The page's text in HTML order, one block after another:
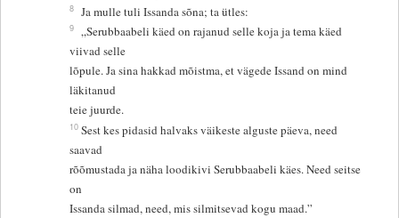
8 Ja mulle tuli Issanda sõna; ta ütles:
9 „Serubbaabeli käed on rajanud selle koja ja tema käed
viivad selle
lõpule. Ja sina hakkad mõistma, et vägede Issand on mind
läkitanud
teie juurde.
10 Sest kes pidasid halvaks väikeste alguste päeva, need
saavad
rõõmustada ja näha loodikivi Serubbaabeli käes. Need seitse
on
Issanda silmad, need, mis silmitsevad kogu maad.”